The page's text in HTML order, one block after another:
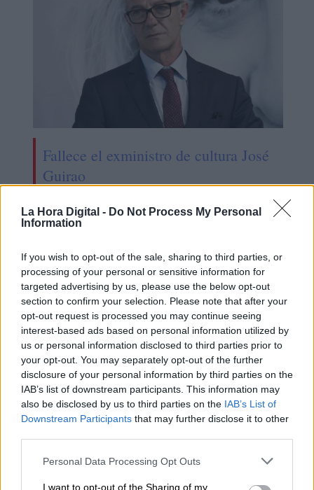
La Hora Digital - Do Not Process My Personal
Information
If you wish to opt-out of the sale, sharing to third parties, or
processing of your personal or sensitive information for
targeted advertising by us, please use the below opt-out
section to confirm your selection. Please note that after your
opt-out request is processed you may continue seeing
interest-based ads based on personal information utilized by
us or personal information disclosed to third parties prior to
your opt-out. You may separately opt-out of the further
disclosure of your personal information by third parties on the
IAB’s list of downstream participants. This information may
also be disclosed by us to third parties on the IAB’s List of
Downstream Participants that may further disclose it to other
Personal Data Processing Opt Outs
I want to opt-out of the Sharing of my
Fallece el exministro de cultura José
Guirao
Iglesias estalla contra Ferreras por
sus audios filtrados con Villarejo
OPINIONES DIVERSAS